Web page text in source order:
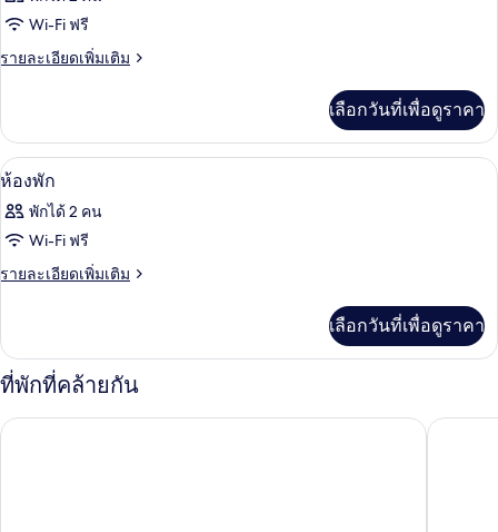
ทั้งหมด
ของ
Wi-Fi ฟรี
รายละเอียดเพิ่มเติม
ราย
เกี่ยว
กับ
ห้อง
เลือกวันที่เพื่อดูราคา
เปิด
ภาพถ่าย
ทั้งหมด
ของ
ผ้าม่านกันแสง, ห้องเก็บเสียง, Wi-Fi
10
ห้องพัก
พักได้ 2 คน
Wi-Fi ฟรี
รายละเอียดเพิ่มเติม
ราย
เกี่ยว
กับ
ห้อง
พัก
เลือกวันที่เพื่อดูราคา
ที่พักที่คล้ายกัน
โทโยโค อินน์ แดจอน กัฟเวิร์นเมนต์ คอมเพล็กซ์ โรงแรม